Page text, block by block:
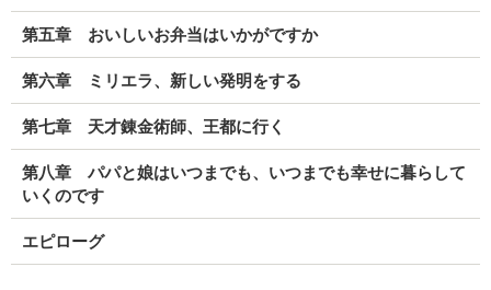
第五章 おいしいお弁当はいかがですか
第六章 ミリエラ、新しい発明をする
第七章 天才錬金術師、王都に行く
第八章 パパと娘はいつまでも、いつまでも幸せに暮らして
いくのです
エピローグ